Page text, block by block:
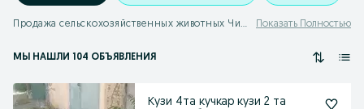
Продажа сельскохозяйственных животных Чирчик Показать Полностью
МЫ НАШЛИ 104 ОБЪЯВЛЕНИЯ
Кузи 4та кучкар кузи 2 та